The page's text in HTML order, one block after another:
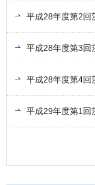
平成28年度第2回
平成28年度第3回
平成28年度第4回
平成29年度第1回